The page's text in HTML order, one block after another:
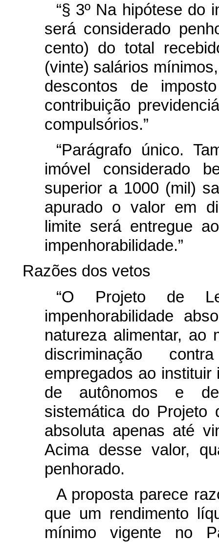
“§ 3º Na hipótese do
será considerado
cento) do total
(vinte) salários
descontos de
contribuição
compulsórios.”
“Parágrafo único.
imóvel considerado
superior a 1000 (mil)
apurado o valor em
limite será entregue
impenhorabilidade.”
Razões dos vetos
“O Projeto de
impenhorabilidade
natureza alimentar, ao
discriminação
empregados ao instituir
de autônomos e
sistemática do Projeto
absoluta apenas até
Acima desse valor,
penhorado.
A proposta parece
que um rendimento
mínimo vigente no